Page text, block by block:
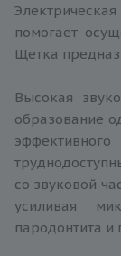
помогает
Щетка
Высокая
образование
со звуковой
усиливая
пародонтита и